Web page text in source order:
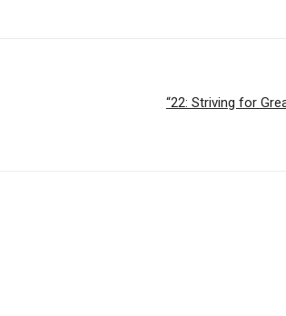
“22: Striving for